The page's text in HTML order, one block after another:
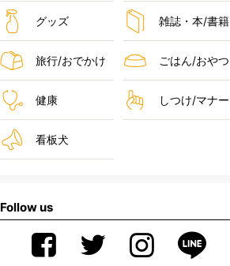
グッズ 雑誌・本/書籍
旅行/おでかけ ごはん/おやつ
健康 しつけ/マナー
看板犬
Follow us